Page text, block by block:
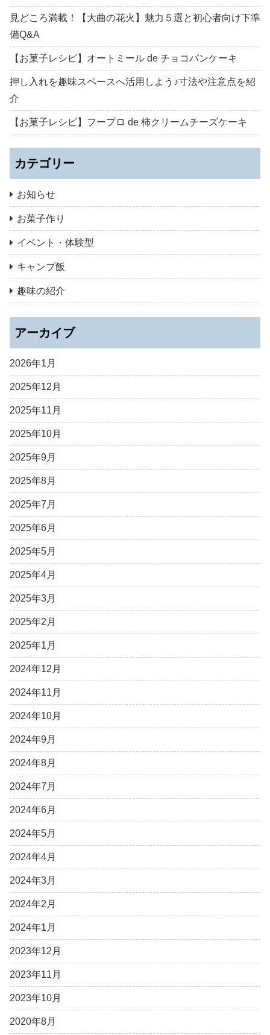
見どころ満載！【大曲の花火】魅力５選と初心者向け下準
備Q&A
【お菓子レシピ】オートミール de チョコパンケーキ
押し入れを趣味スペースへ活用しよう♪寸法や注意点を紹
介
【お菓子レシピ】フープロ de 柿クリームチーズケーキ
カテゴリー
お知らせ
お菓子作り
イベント・体験型
キャンプ飯
趣味の紹介
アーカイブ
2026年1月
2025年12月
2025年11月
2025年10月
2025年9月
2025年8月
2025年7月
2025年6月
2025年5月
2025年4月
2025年3月
2025年2月
2025年1月
2024年12月
2024年11月
2024年10月
2024年9月
2024年8月
2024年7月
2024年6月
2024年5月
2024年4月
2024年3月
2024年2月
2024年1月
2023年12月
2023年11月
2023年10月
2020年8月